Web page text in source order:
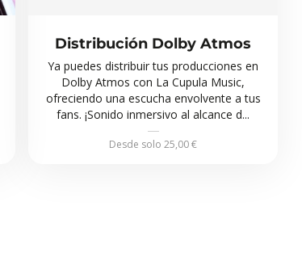
Distribución Dolby Atmos
Ya puedes distribuir tus producciones en
Dolby Atmos con La Cupula Music,
ofreciendo una escucha envolvente a tus
fans. ¡Sonido inmersivo al alcance d...
Desde solo 25,00 €